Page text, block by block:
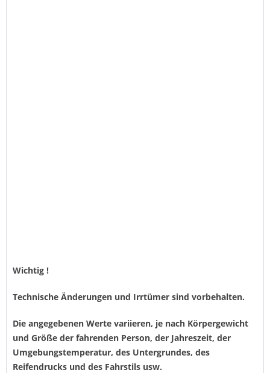
Wichtig !
Technische Änderungen und Irrtümer sind vorbehalten.
Die angegebenen Werte variieren, je nach Körpergewicht
und Größe der fahrenden Person, der Jahreszeit, der
Umgebungstemperatur, des Untergrundes, des
Reifendrucks und des Fahrstils usw.